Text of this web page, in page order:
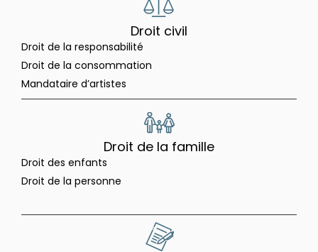
Droit civil
Droit de la responsabilité
Droit de la consommation
Mandataire d’artistes
Droit de la famille
Droit des enfants
Droit de la personne